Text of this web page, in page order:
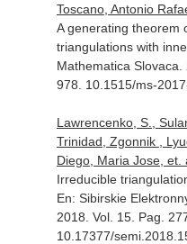
Toscano, Antonio
A generating theorem
triangulations with
Mathematica Slovaca
978. 10.1515/ms-
Lawrencenko, S.,
Trinidad, Zgonnik ,
Diego, Maria Jose, et.
Irreducible
En: Sibirskie
2018. Vol. 15. Pag.
10.17377/